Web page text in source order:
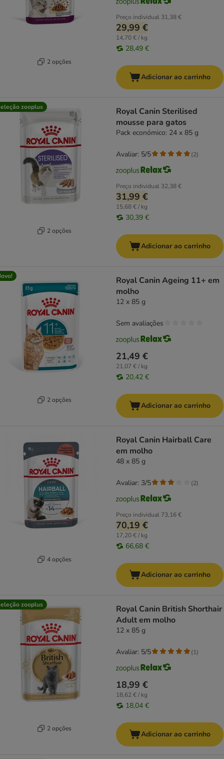
2 opções
Preço individual 31,38 €
29,99 €
14,70 € / kg
28,49 €
Adicionar ao carrinho
zooplus
2 opções
Royal Canin Sterilised
mousse para gatos
Pack económico: 24 x 85 g
Preço individual 32,38 €
31,99 €
15,68 € / kg
30,39 €
Avaliar: 5/5 (2)
Adicionar ao carrinho
2 opções
Royal Canin Ageing 11+ em
molho
12 x 85 g
21,49 €
21,07 € / kg
20,42 €
Sem avaliações
Adicionar ao carrinho
4 opções
Royal Canin Hairball Care
em molho
48 x 85 g
Preço individual 73,16 €
70,19 €
17,20 € / kg
66,68 €
Avaliar: 3/5 (2)
Adicionar ao carrinho
zooplus
2 opções
Royal Canin British Shorthair
Adult em molho
12 x 85 g
18,99 €
18,62 € / kg
18,04 €
Avaliar: 5/5 (1)
Adicionar ao carrinho